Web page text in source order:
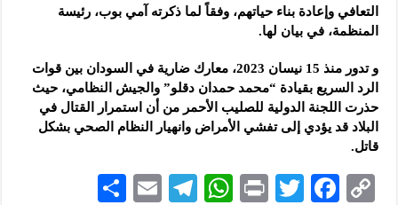
التعافي وإعادة بناء حياتهم، وفقاً لما ذكرته آمي بوب، رئيسة
المنظمة، في بيان لها.
و تدور منذ 15 نيسان 2023، معارك ضارية في السودان بين قوات
الرد السريع بقيادة “محمد حمدان دقلو” والجيش النظامي، حيث
حذرت اللجنة الدولية للصليب الأحمر من أن استمرار القتال في
البلاد قد يؤدي إلى تفشي الأمراض وانهيار النظام الصحي بشكل
قاتل.
C
F
T
P
W
Te
E